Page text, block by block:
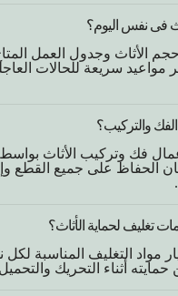
فى نفس اليوم؟
الأثاث وجدول العمل المتاح،
مواعيد سريعة للحالات
والتركيب؟
فك وتركيب الأثاث
على جميع القطع
تغليف لحماية الأثاث؟
مواد التغليف المناسبة
حمايته أثناء التحريك